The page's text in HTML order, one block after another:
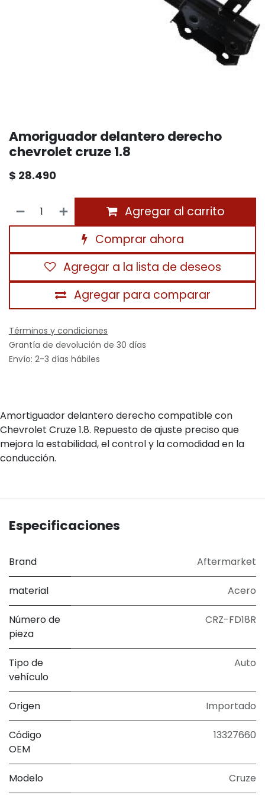
Amoriguador delantero derecho
chevrolet cruze 1.8
$ 28.490
Agregar al carrito
Comprar ahora
Agregar para comparar
Agregar a la lista de deseos
Términos y condiciones
Grantía de devolución de 30 días
Envío: 2-3 días hábiles
Amortiguador delantero derecho compatible con
Chevrolet Cruze 1.8. Repuesto de ajuste preciso que
mejora la estabilidad, el control y la comodidad en la
conducción.
Especificaciones
Brand Aftermarket
material Acero
Número de
pieza
CRZ-FD18R
Tipo de
vehículo
Auto
Origen Importado
Código
OEM
13327660
Modelo Cruze